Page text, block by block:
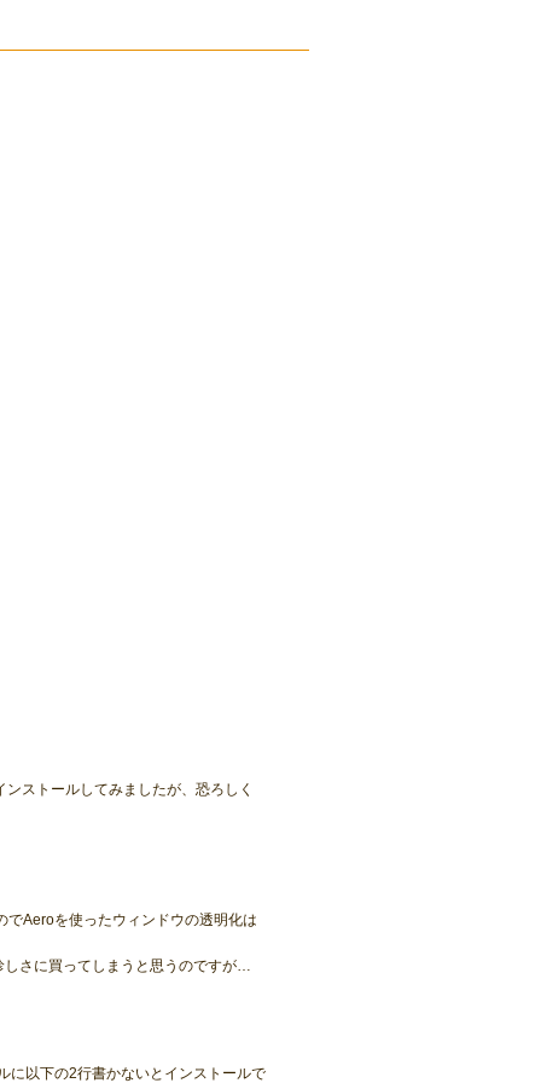
ストールしてみましたが、恐ろしく
Aeroを使ったウィンドウの透明化は
さに買ってしまうと思うのですが…
に以下の2行書かないとインストールで